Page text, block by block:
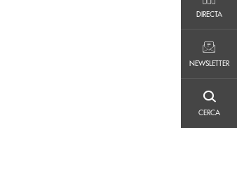
DIRECTA
NEWSLETTER
CERCA